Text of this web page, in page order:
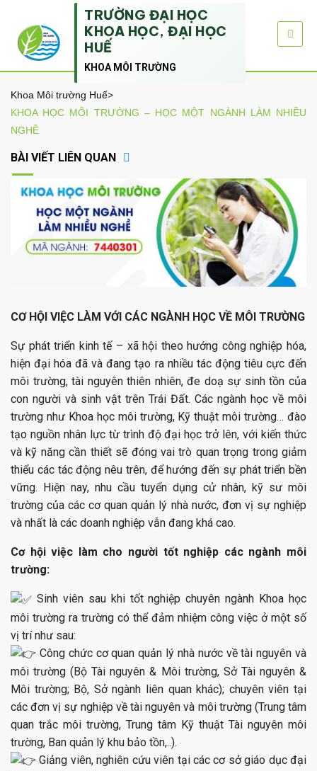
TRƯỜNG ĐẠI HỌC
KHOA HỌC, ĐẠI HỌC
HUẾ
KHOA MÔI TRƯỜNG
Khoa Môi trường Huế>
KHOA HỌC MÔI TRƯỜNG – HỌC MỘT NGÀNH LÀM NHIỀU
NGHỀ
BÀI VIẾT LIÊN QUAN
CƠ HỘI VIỆC LÀM VỚI CÁC NGÀNH HỌC VỀ MÔI TRƯỜNG
Sự phát triển kinh tế – xã hội theo hướng công nghiệp hóa,
hiện đại hóa đã và đang tạo ra nhiều tác động tiêu cực đến
môi trường, tài nguyên thiên nhiên, đe doạ sự sinh tồn của
con người và sinh vật trên Trái Đất. Các ngành học về môi
trường như Khoa học môi trường, Kỹ thuật môi trường… đào
tạo nguồn nhân lực từ trình độ đại học trở lên, với kiến thức
và kỹ năng cần thiết sẽ đóng vai trò quan trọng trong giảm
thiểu các tác động nêu trên, để hướng đến sự phát triển bền
vững. Hiện nay, nhu cầu tuyển dụng cử nhân, kỹ sư môi
trường của các cơ quan quản lý nhà nước, đơn vị sự nghiệp
và nhất là các doanh nghiệp vẫn đang khá cao.
Cơ hội việc làm cho người tốt nghiệp các ngành môi
trường:
Sinh viên sau khi tốt nghiệp chuyên ngành Khoa học
môi trường ra trường có thể đảm nhiệm công việc ở một số
vị trí như sau:
Công chức cơ quan quản lý nhà nước về tài nguyên và
môi trường (Bộ Tài nguyên & Môi trường, Sở Tài nguyên &
Môi trường; Bộ, Sở ngành liên quan khác); chuyên viên tại
các đơn vị sự nghiệp về tài nguyên và môi trường (Trung tâm
quan trắc môi trường, Trung tâm Kỹ thuật Tài nguyên môi
trường, Ban quản lý khu bảo tồn,..).
Giảng viên, nghiên cứu viên tại các cơ sở giáo dục đại